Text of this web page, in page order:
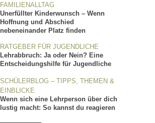
FAMILIENALLTAG
Unerfüllter Kinderwunsch – Wenn
Hoffnung und Abschied
nebeneinander Platz finden
RATGEBER FÜR JUGENDLICHE
Lehrabbruch: Ja oder Nein? Eine
Entscheidungshilfe für Jugendliche
SCHÜLERBLOG – TIPPS, THEMEN &
EINBLICKE
Wenn sich eine Lehrperson über dich
lustig macht: So kannst du reagieren